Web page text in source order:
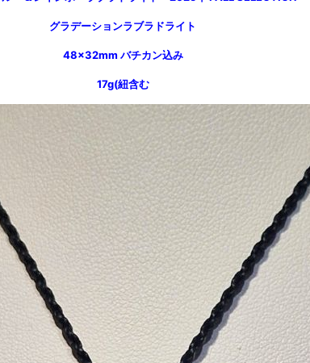
グラデーションラブラドライト
48×32mm バチカン込み
17g(紐含む